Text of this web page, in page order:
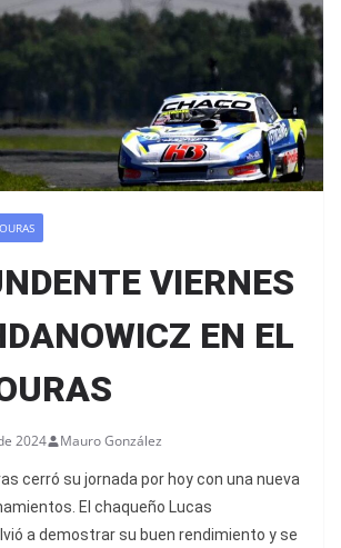
VIERNES
EN EL
2024 Mauro González
cerró su jornada por hoy con una nueva
El chaqueño Lucas
a demostrar su buen rendimiento y se